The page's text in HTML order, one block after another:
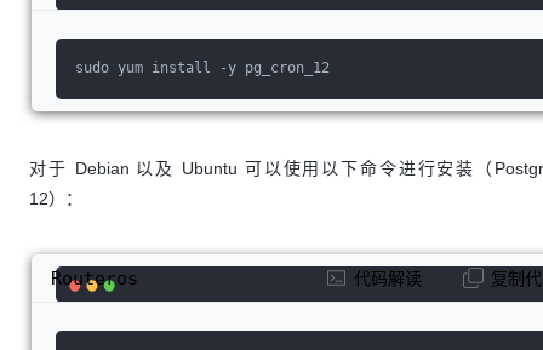
sudo yum install -y pg_cron_12
对于 Debian 以及 Ubuntu 可以使用以下命令进行安装（
12）：
Routeros 代码解读 复制